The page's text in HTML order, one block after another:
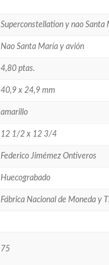
Superconstellation y nao Santa
Nao Santa María y avión
4,80 ptas.
40,9 x 24,9 mm
amarillo
12 1/2 x 12 3/4
Federico Jimémez Ontiveros
Huecograbado
Fábrica Nacional de Moneda y
75